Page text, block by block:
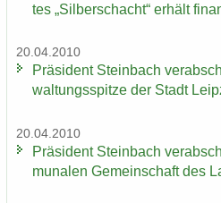
tes „Sil­ber­schacht“ er­hält
20.04.2010
Prä­si­dent Stein­bach
wal­tungs­spit­ze der Stadt
20.04.2010
Prä­si­dent Stein­bach
mu­na­len Ge­mein­schaft des